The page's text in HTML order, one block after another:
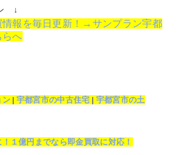
↓
情報を毎日更新！→サンプラン宇都
らへ
ン| 宇都宮市の中古住宅 | 宇都宮市の土
１億円までなら即金買取に対応！